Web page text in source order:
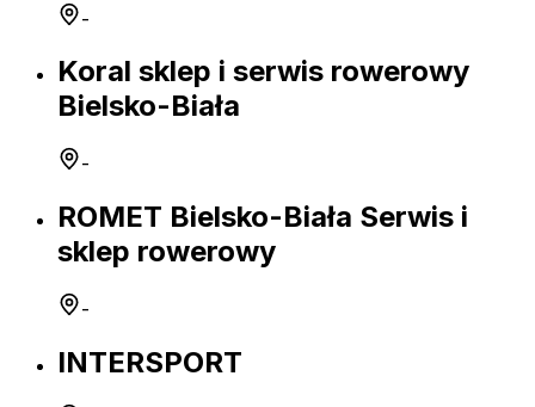
-
Koral sklep i serwis rowerowy
Bielsko-Biała
-
ROMET Bielsko-Biała Serwis i
sklep rowerowy
-
INTERSPORT